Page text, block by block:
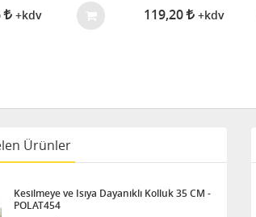
+kdv 119,20 +kdv
Ürünler
Kesilmeye ve Isıya Dayanıklı Kolluk 35 CM -
POLAT454